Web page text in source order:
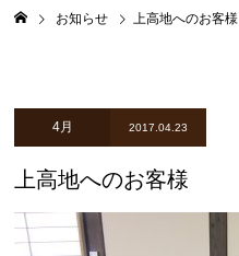
お知らせ 上高地へのお客様
4月 2017.04.23
上高地へのお客様